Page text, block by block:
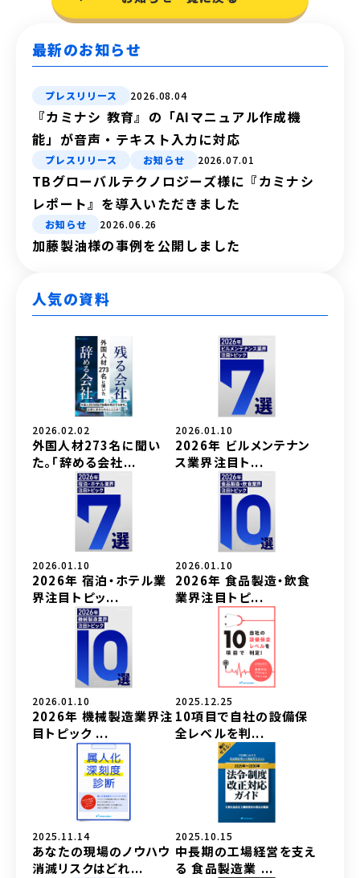
最新のお知らせ
プレスリリース 2026.08.04
『カミナシ 教育』の「AIマニュアル作成機
能」が音声・テキスト入力に対応
プレスリリース お知らせ 2026.07.01
TBグローバルテクノロジーズ様に『カミナシ
レポート』を導入いただきました
お知らせ 2026.06.26
加藤製油様の事例を公開しました
人気の資料
2026.02.02
外国人材273名に聞い
た。「辞める会社...
2026.01.10
2026年 ビルメンテナン
ス業界注目ト...
2026.01.10
2026年 宿泊・ホテル業
界注目トピッ...
2026.01.10
2026年 食品製造・飲食
業界注目トピ...
2026.01.10
2026年 機械製造業界注
目トピック ...
2025.12.25
10項目で自社の設備保
全レベルを判...
2025.11.14
あなたの現場のノウハウ
消滅リスクはどれ...
2025.10.15
中長期の工場経営を支え
る 食品製造業 ...